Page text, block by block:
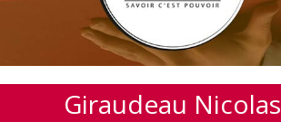
Giraudeau Nicolas